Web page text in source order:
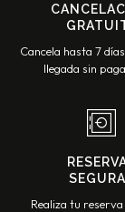
Cancela hasta 7
llegada sin
Realiza tu